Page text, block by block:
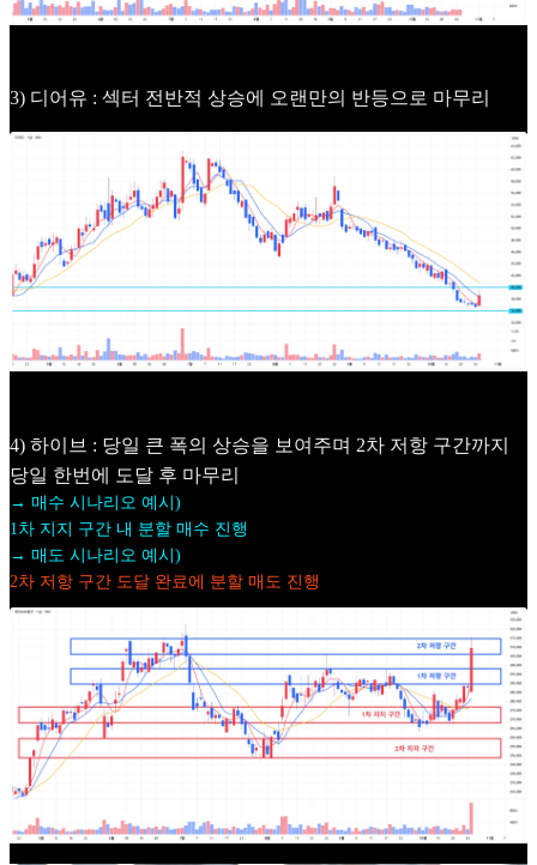
3) 디어유 : 섹터 전반적 상승에 오랜만의 반등으로 마무리
4) 하이브 : 당일 큰 폭의 상승을 보여주며 2차 저항 구간까지
당일 한번에 도달 후 마무리
→ 매수 시나리오 예시)
1차 지지 구간 내 분할 매수 진행
→ 매도 시나리오 예시)
2차 저항 구간 도달 완료에 분할 매도 진행